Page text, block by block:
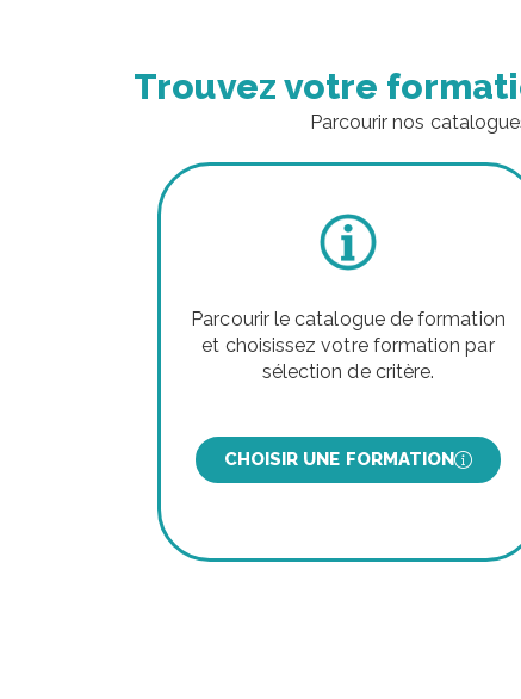
Trouvez votre
Parcourir nos
Parcourir le catalogue de formation
et choisissez votre formation par
sélection de critère.
CHOISIR UNE FORMATION